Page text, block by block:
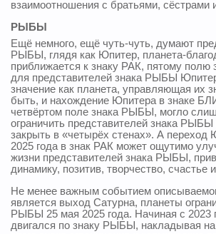
взаимоотношения с братьями, сёстрами
РЫБЫ
Ещё немного, ещё чуть-чуть, думают
РЫБЫ, глядя как Юпитер, планета-
приближается к знаку РАК, пятому
для представителей знака РЫБЫ
значение как планета, управляющая их
быть, и нахождение Юпитера в знаке
четвёртом поле знака РЫБЫ, могло
ограничить представителей знака
закрыть в «четырёх стенах». А переход
2025 года в знак РАК может ощутимо
жизни представителей знака РЫБЫ,
динамику, позитив, творчество, счастье
Не менее важным событием
является выход Сатурна, планеты
РЫБЫ 25 мая 2025 года. Начиная с 2023
двигался по знаку РЫБЫ, накладывая на